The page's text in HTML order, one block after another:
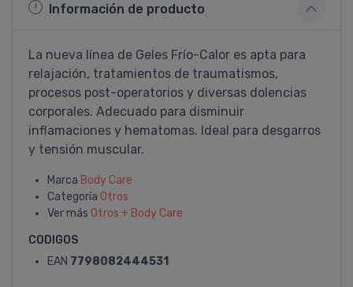
Información de producto
La nueva lí­nea de Geles Frí­o-Calor es apta para
relajación, tratamientos de traumatismos,
procesos post-operatorios y diversas dolencias
corporales. Adecuado para disminuir
inflamaciones y hematomas. Ideal para desgarros
y tensión muscular.
Marca Body Care
Categoría Otros
Ver más Otros + Body Care
CODIGOS
EAN 7798082444531